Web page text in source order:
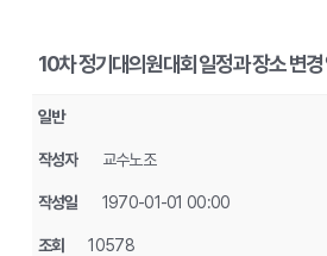
10차 정기대의원대회 일정과 장소 변경
일반
작성자 교수노조
작성일 1970-01-01 00:00
조회 10578